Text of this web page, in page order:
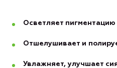
Осветляет
Отшелушивает и
Увлажняет, улучшает